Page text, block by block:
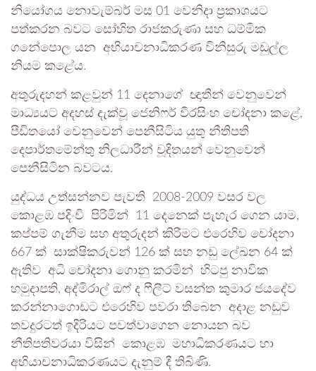
නියෝගය නොවැම්බර් මස 01 වෙනිදා ප්‍රකාශයට
පත්කරන බවට සෝභිත රාජකරුණා සහ ධම්මික
ගනේපොල යන අභියාචනාධිකරණ විනිසුරු මඩුල්ල
නියම කළේය.
අතුරුදහන් කළවුන් 11 දෙනාගේ ඥාතීන් වෙනුවෙන්
මාධ්‍යයට අදහස් දැක්වූ ජෙනිෆර් වීරසිංහ චෝදනා කළේ,
පීඩිතයෝ වෙනුවෙන් පෙනීසිටිය යුතු නීතිපති
දෙපාර්තමේන්තු නිලධාරීන් චූදිතයන් වෙනුවෙන්
පෙනීසිටින බවටය.
යුද්ධය උත්සන්නව පැවති 2008-2009 වසර වල
කොළඹ පදිංචි පිරිමින් 11 දෙනෙක් පැහැර ගෙන යාම,
කප්පම් ගැනීම සහ අතුරුදන් කිරීමට එරෙහිව චෝදනා
667 ක් සාක්ෂිකරුවන් 126 ක් සහ නඩු ලේඛන 64 ක්
ඇතිව අධි චෝදනා ගොනු කරමින් හිටපු නාවික
හමුදාපති, අද්මිරාල් ඔෆ් ද ෆීලීට් වසන්ත කුමාර ජයදේව
කරන්නාගොඩට එරෙහිව පවරා තිබෙන අදාළ නඩුව
තවදුරටත් ඉදිරියට පවත්වාගෙන නොයන බව
නීතිපතිවරයා විසින් කොළඹ මහාධිකරණයට හා
අභියාචනාධිකරණයට දැනුම් දී තිබිණි.